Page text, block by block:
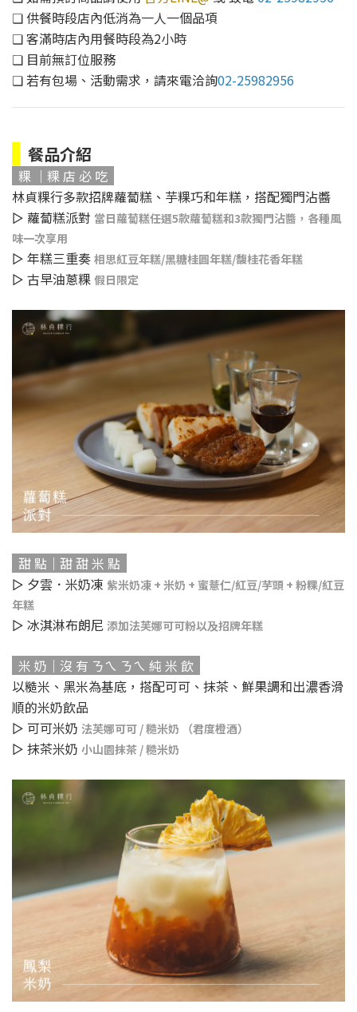
​​​​​❏ 供餐時段店內低消為一人一個品項
​​​​​❏ 客滿時店內用餐時段為2小時
​​​❏ 目前無訂位服務
​​​❏ 若有包場、活動需求，請來電洽詢02-25982956
餐品介紹
粿 ｜粿 店 必 吃
林貞粿行多款招牌蘿蔔糕、芋粿巧和年糕，搭配獨門沾醬
▻ 蘿蔔糕派對 當日蘿蔔糕任選5款蘿蔔糕和3款獨門沾醬，各種風
味一次享用
▻ 年糕三重奏 相思紅豆年糕/黑糖桂圓年糕/馥桂花香年糕
▻ 古早油蔥粿 假日限定
甜 點｜甜 甜 米 點
▻ 夕雲．米奶凍 紫米奶凍 + 米奶 + 蜜薏仁/紅豆/芋頭 + 粉粿/紅豆
年糕
▻ 冰淇淋布朗尼 添加法芙娜可可粉以及招牌年糕
米 奶｜ 沒 有 ㄋㄟ ㄋㄟ 純 米 飲
以糙米、黑米為基底，搭配可可、抹茶、鮮果調和出濃香滑
順的米奶飲品
▻ 可可米奶 法芙娜可可 / 糙米奶 （君度橙酒）
▻ 抹茶米奶 小山園抹茶 / 糙米奶